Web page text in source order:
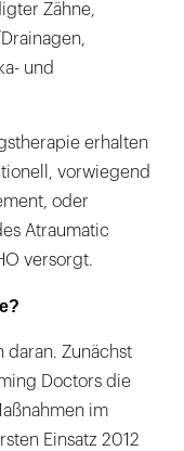
Zähne,
und
erhalten
vorwiegend
oder
Atraumatic
versorgt.
daran. Zunächst
Doctors die
im
Einsatz 2012